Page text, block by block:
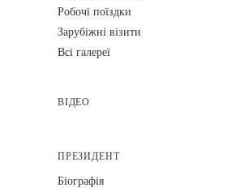
Робочі поїздки
Зарубіжні візити
Всі галереї
ВІДЕО
ПРЕЗИДЕНТ
Біографія